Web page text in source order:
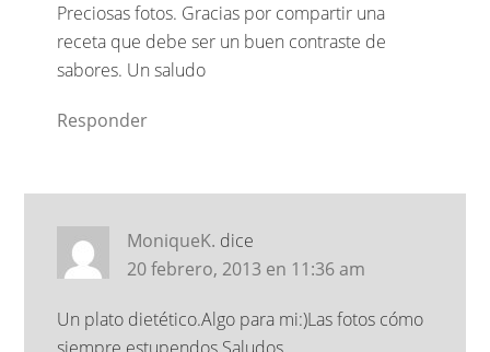
Preciosas fotos. Gracias por compartir una
receta que debe ser un buen contraste de
sabores. Un saludo
Responder
MoniqueK. dice
20 febrero, 2013 en 11:36 am
Un plato dietético.Algo para mi:)Las fotos cómo